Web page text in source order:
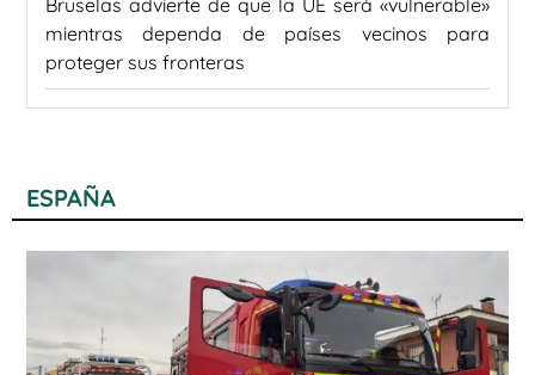
Bruselas advierte de que la UE será «vulnerable»
mientras dependa de países vecinos para
proteger sus fronteras
ESPAÑA